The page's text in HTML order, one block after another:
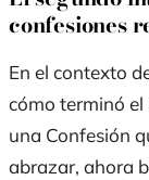
confesiones
En el contexto
cómo terminó el
una Confesión
abrazar, ahora